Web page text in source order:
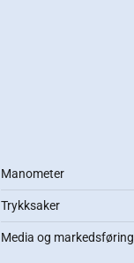
Manometer
Trykksaker
Media og markedsføring